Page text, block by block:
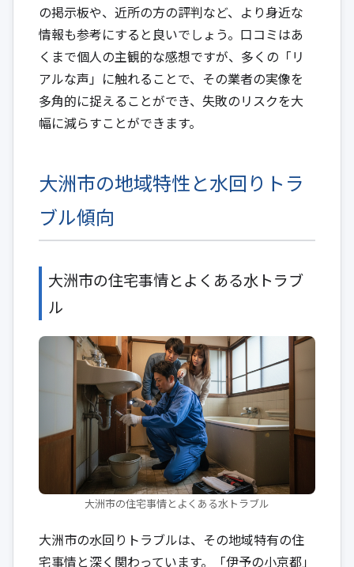
の掲示板や、近所の方の評判など、より身近な
情報も参考にすると良いでしょう。口コミはあ
くまで個人の主観的な感想ですが、多くの「リ
アルな声」に触れることで、その業者の実像を
多角的に捉えることができ、失敗のリスクを大
幅に減らすことができます。
大洲市の地域特性と水回りトラ
ブル傾向
大洲市の住宅事情とよくある水トラブ
ル
大洲市の住宅事情とよくある水トラブル
大洲市の水回りトラブルは、その地域特有の住
宅事情と深く関わっています。「伊予の小京都」